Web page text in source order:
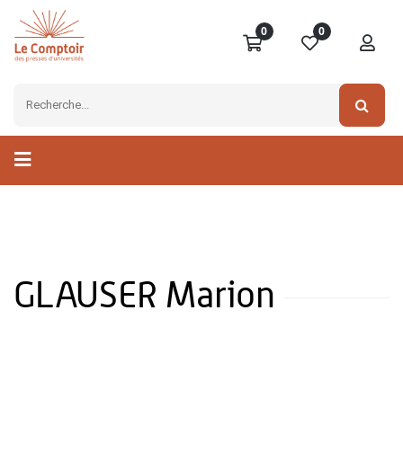
0 0
GLAUSER Marion